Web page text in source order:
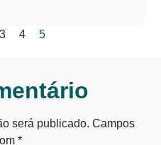
3 4 5
será publicado. Campos
*